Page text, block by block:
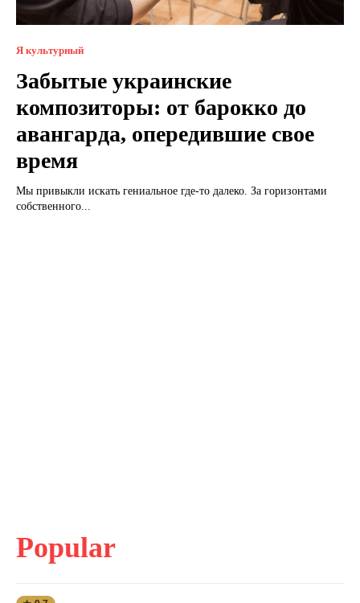
Я культурный
Забытые украинские
композиторы: от барокко до
авангарда, опередившие свое
время
Мы привыкли искать гениальное где-то далеко. За горизонтами
собственного...
Popular